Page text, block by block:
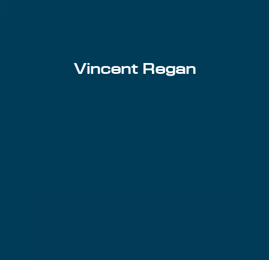
Vincent Regan